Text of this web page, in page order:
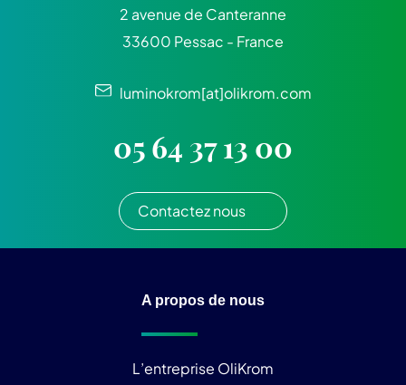
2 avenue de Canteranne
33600 Pessac - France
luminokrom[at]olikrom.com
05 64 37 13 00
Contactez nous
A propos de nous
L’entreprise OliKrom